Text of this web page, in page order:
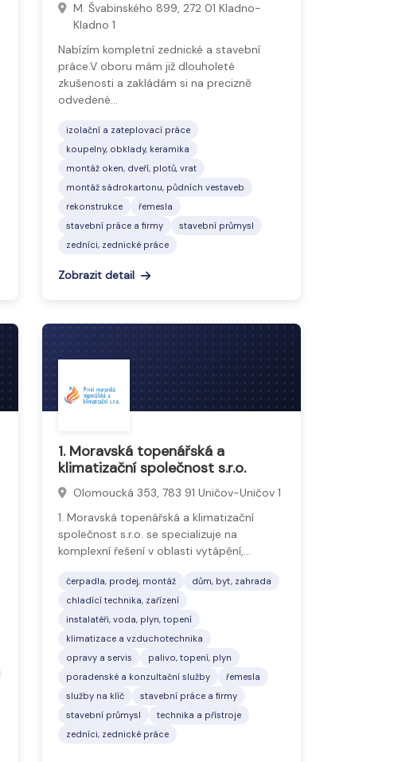
M. Švabinského 899, 272 01 Kladno-
Kladno 1
Nabízím kompletní zednické a stavební
práce.V oboru mám již dlouholeté
zkušenosti a zakládám si na precizně
odvedené…
izolační a zateplovací práce
koupelny, obklady, keramika
montáž oken, dveří, plotů, vrat
montáž sádrokartonu, půdních vestaveb
rekonstrukce
řemesla
stavební práce a firmy
stavební průmysl
zedníci, zednické práce
Zobrazit detail
1. Moravská topenářská a
klimatizační společnost s.r.o.
Olomoucká 353, 783 91 Uničov-Uničov 1
1. Moravská topenářská a klimatizační
společnost s.r.o. se specializuje na
komplexní řešení v oblasti vytápění,…
čerpadla, prodej, montáž
dům, byt, zahrada
chladící technika, zařízení
instalatéři, voda, plyn, topení
klimatizace a vzduchotechnika
opravy a servis
palivo, topení, plyn
poradenské a konzultační služby
řemesla
služby na klíč
stavební práce a firmy
stavební průmysl
technika a přístroje
zedníci, zednické práce